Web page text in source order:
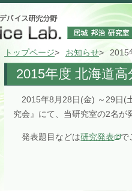
トップページ お知らせ 2015
2015年度 北海道
2015年8月28日(金) ～29日(
究会』にて、当研究室の2名が
発表題目などは研究発表 で